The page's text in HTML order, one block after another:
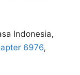
Indonesia,
6976,